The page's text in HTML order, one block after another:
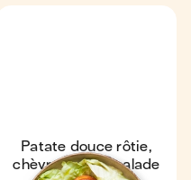
Patate douce rôtie,
chèvre, miel & salade